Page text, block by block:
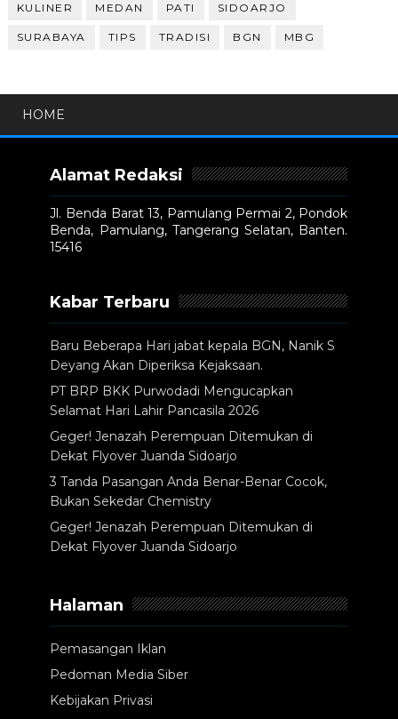
KULINER MEDAN PATI SIDOARJO
SURABAYA TIPS TRADISI BGN MBG
HOME
Alamat Redaksi
Jl. Benda Barat 13, Pamulang Permai 2, Pondok
Benda, Pamulang, Tangerang Selatan, Banten.
15416
Kabar Terbaru
Baru Beberapa Hari jabat kepala BGN, Nanik S
Deyang Akan Diperiksa Kejaksaan.
PT BRP BKK Purwodadi Mengucapkan
Selamat Hari Lahir Pancasila 2026
Geger! Jenazah Perempuan Ditemukan di
Dekat Flyover Juanda Sidoarjo
3 Tanda Pasangan Anda Benar-Benar Cocok,
Bukan Sekedar Chemistry
Geger! Jenazah Perempuan Ditemukan di
Dekat Flyover Juanda Sidoarjo
Halaman
Pemasangan Iklan
Pedoman Media Siber
Kebijakan Privasi